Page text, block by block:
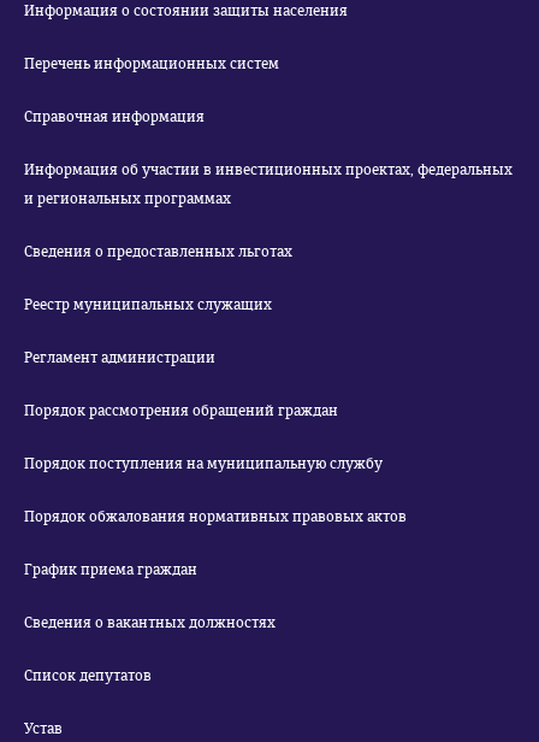
Информация о состоянии защиты населения
Перечень информационных систем
Справочная информация
Информация об участии в инвестиционных проектах, федеральных
и региональных программах
Сведения о предоставленных льготах
Реестр муниципальных служащих
Регламент администрации
Порядок рассмотрения обращений граждан
Порядок поступления на муниципальную службу
Порядок обжалования нормативных правовых актов
График приема граждан
Сведения о вакантных должностях
Список депутатов
Устав